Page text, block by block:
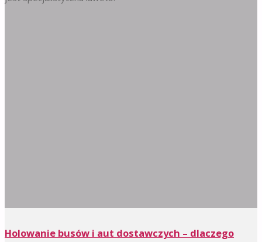
Holowanie busów i aut dostawczych – dlaczego